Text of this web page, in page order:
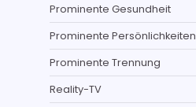
Prominente Gesundheit
Prominente Persönlichkeiten
Prominente Trennung
Reality-TV